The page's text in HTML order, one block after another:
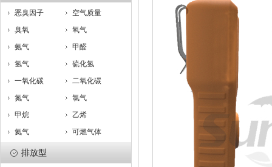
恶臭因子
空气质量
臭氧
氧气
氨气
甲醛
氢气
硫化氢
一氧化碳
二氧化碳
氮气
氯气
甲烷
乙烯
氦气
可燃气体
排放型